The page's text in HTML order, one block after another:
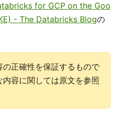
for GCP on the Goo
- The Databricks Blogの
正確性を保証するもので
容に関しては原文を参照